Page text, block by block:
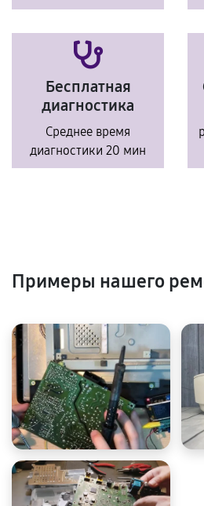
Бесплатная
диагностика
Среднее время
диагностики 20 мин
Примеры нашего